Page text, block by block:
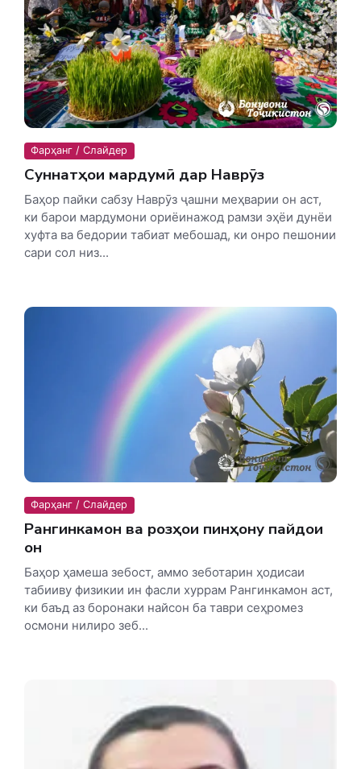
Фарҳанг / Слайдер
Суннатҳои мардумӣ дар Наврӯз
Баҳор пайки сабзу Наврӯз ҷашни меҳварии он аст,
ки барои мардумони ориёинажод рамзи эҳёи дунёи
хуфта ва бедории табиат мебошад, ки онро пешонии
сари сол низ...
Фарҳанг / Слайдер
Рангинкамон ва розҳои пинҳону пайдои
он
Баҳор ҳамеша зебост, аммо зеботарин ҳодисаи
табииву физикии ин фасли хуррам Рангинкамон аст,
ки баъд аз боронаки найсон ба таври сеҳромез
осмони нилиро зеб...